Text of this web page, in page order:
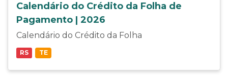
Calendário do Crédito da Folha de
Pagamento | 2026
Calendário do Crédito da Folha
RS TE